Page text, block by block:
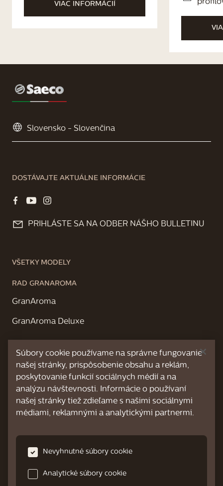
VIAC INFORMÁCIÍ
DOSTÁVAJTE AKTUÁLNE INFORMÁCIE
PRIHLÁSTE SA NA ODBER NÁŠHO BULLETINU
VŠETKY MODELY
RAD GRANAROMA
GranAroma
GranAroma Deluxe
Xelsis Deluxe
Xelsis Suprema
Užitočné videá
Súbory cookie používame na správne fungovanie
našej stránky, prispôsobenie obsahu a reklám,
poskytovanie funkcií sociálnych médií a na
analýzu návštevnosti. Informácie o používaní
našej stránky tiež zdieľame s našimi sociálnymi
médiami, reklamnými a analytickými partnermi.
Nevyhnutné súbory cookie
Analytické súbory cookie